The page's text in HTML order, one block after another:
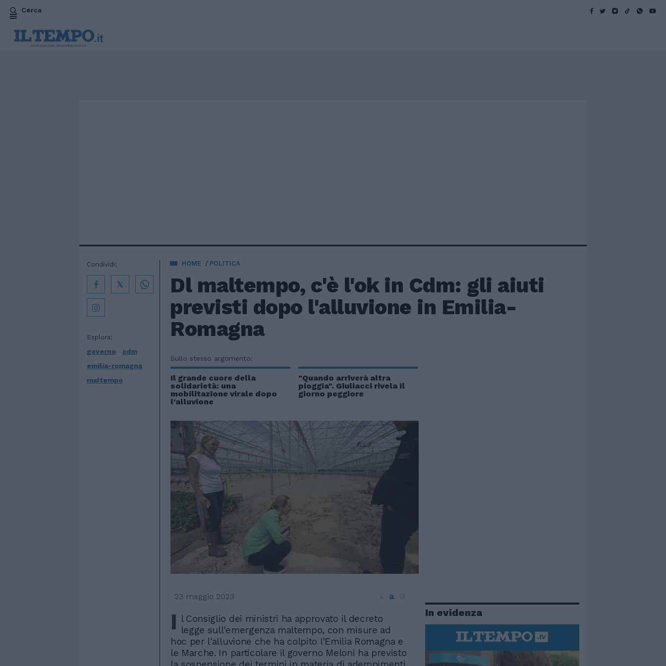
Cerca
HOME POLITICA
Dl maltempo, c'è l'ok in Cdm: gli aiuti
previsti dopo l'alluvione in Emilia-
Romagna
Esplora:
governo
cdm
emilia-romagna
maltempo
Condividi:
Sullo stesso argomento:
Il grande cuore della
solidarietà: una
mobilitazione virale dopo
l'alluvione
"Quando arriverà altra
pioggia". Giuliacci rivela il
giorno peggiore
23 maggio 2023 a
I l Consiglio dei ministri ha approvato il decreto
legge sull'emergenza maltempo, con misure ad
hoc per l'alluvione che ha colpito l'Emilia Romagna e
le Marche. In particolare il governo Meloni ha previsto
In evidenza